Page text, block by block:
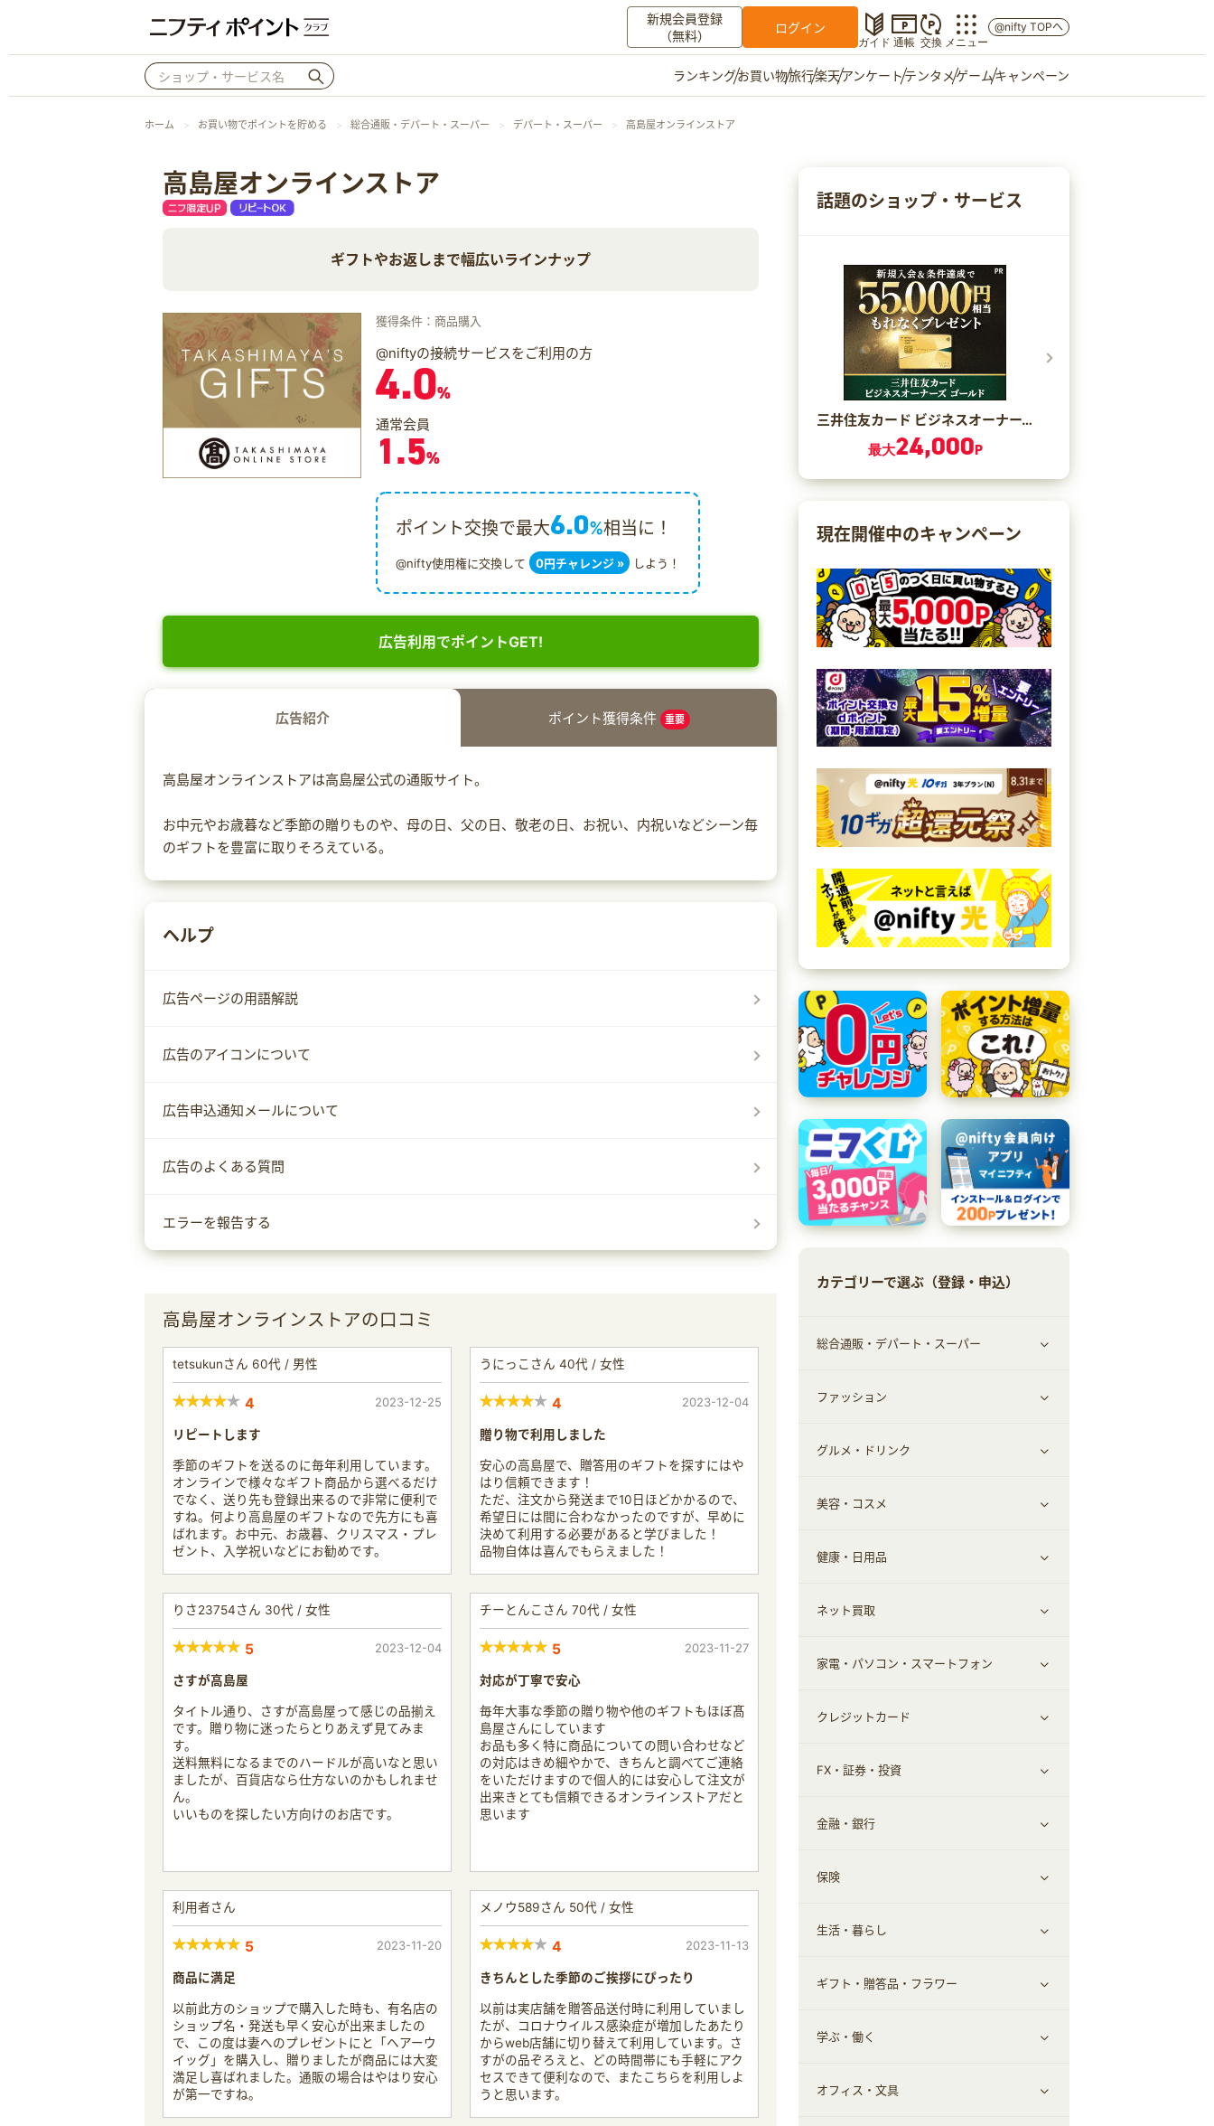
新規会員登録
（無料）
ログイン
ガイド 通帳 交換 メニュー
お知らせ
@nifty TOPへ
ランキングお買い物旅行楽天アンケートテンタメゲームキャンペーン
ホーム お買い物でポイントを貯める 総合通販・デパート・スーパー デパート・スーパー 高島屋オンラインストア
高島屋オンラインストア
ギフトやお返しまで幅広いラインナップ
獲得条件：商品購入
@niftyの接続サービスをご利用の方
4.0%
通常会員
1.5%
ポイント交換で最大6.0%相当に！
@nifty使用権に交換して 0円チャレンジ » しよう！
広告利用でポイントGET!
広告紹介 ポイント獲得条件 重要
高島屋オンラインストアは高島屋公式の通販サイト。
お中元やお歳暮など季節の贈りものや、母の日、父の日、敬老の日、お祝い、内祝いなどシーン毎
のギフトを豊富に取りそろえている。
ヘルプ
広告ページの用語解説
広告のアイコンについて
広告申込通知メールについて
広告のよくある質問
エラーを報告する
高島屋オンラインストアの口コミ
tetsukunさん 60代 / 男性
4 2023-12-25
リピートします
季節のギフトを送るのに毎年利用しています。
オンラインで様々なギフト商品から選べるだけ
でなく、送り先も登録出来るので非常に便利で
すね。何より高島屋のギフトなので先方にも喜
ばれます。お中元、お歳暮、クリスマス・プレ
ゼント、入学祝いなどにお勧めです。
うにっこさん 40代 / 女性
4 2023-12-04
贈り物で利用しました
安心の高島屋で、贈答用のギフトを探すにはや
はり信頼できます！
ただ、注文から発送まで10日ほどかかるので、
希望日には間に合わなかったのですが、早めに
決めて利用する必要があると学びました！
品物自体は喜んでもらえました！
りさ23754さん 30代 / 女性
5 2023-12-04
さすが高島屋
タイトル通り、さすが高島屋って感じの品揃え
です。贈り物に迷ったらとりあえず見てみま
す。
送料無料になるまでのハードルが高いなと思い
ましたが、百貨店なら仕方ないのかもしれませ
ん。
いいものを探したい方向けのお店です。
チーとんこさん 70代 / 女性
5 2023-11-27
対応が丁寧で安心
毎年大事な季節の贈り物や他のギフトもほぼ髙
島屋さんにしています
お品も多く特に商品についての問い合わせなど
の対応はきめ細やかで、きちんと調べてご連絡
をいただけますので個人的には安心して注文が
出来きとても信頼できるオンラインストアだと
思います
利用者さん
5 2023-11-20
商品に満足
以前此方のショップで購入した時も、有名店の
ショップ名・発送も早く安心が出来ましたの
で、この度は妻へのプレゼントにと「ヘアーウ
イッグ」を購入し、贈りましたが商品には大変
満足し喜ばれました。通販の場合はやはり安心
が第一ですね。
メノウ589さん 50代 / 女性
4 2023-11-13
きちんとした季節のご挨拶にぴったり
以前は実店舗を贈答品送付時に利用していまし
たが、コロナウイルス感染症が増加したあたり
からweb店舗に切り替えて利用しています。さ
すがの品ぞろえと、どの時間帯にも手軽にアク
セスできて便利なので、またこちらを利用しよ
うと思います。
話題のショップ・サービス
三井住友カード ビジネスオーナーズ ゴールド（カード発行）
最大24,000P
現在開催中のキャンペーン
カテゴリーで選ぶ（登録・申込）
総合通販・デパート・スーパー
すべて見る
総合通販
ファッション
すべて見る
ファッション
インナー・下着
スーツ・フォーマル
グルメ・ドリンク
すべて見る
グルメ
お酒
食材宅配
ウォーターサーバー
美容・コスメ
すべて見る
ヘアケア
エステ・サロン
メンズ美容
健康・日用品
すべて見る
スポーツ・フィットネス
日用品・薬局・からだ
ネット買取
すべて見る
ネット買取
家電・パソコン・スマートフォン
すべて見る
家電・パソコン・ソフトウェア
通信・レンタルサーバー
スマホ・携帯電話・SIM
定額制有料コンテンツ
クレジットカード
すべて見る
クレジットカード
FX・証券・投資
すべて見る
証券
仮想通貨
その他投資
金融・銀行
銀行・ネット銀行
キャッシング・ローン
その他金融
保険
すべて見る
保険相談・面談
生活・暮らし
すべて見る
住まい・暮らし
不動産
ギフト・贈答品・フラワー
すべて見る
ギフト・贈答品
学ぶ・働く
すべて見る
オフィス・文具